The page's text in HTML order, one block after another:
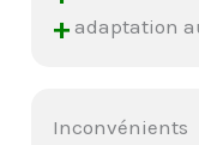
+ adaptation
Inconvénients